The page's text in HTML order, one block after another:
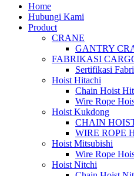
Home
Hubungi Kami
Product
CRANE
GANTRY
FABRIKASI
Sertifikasi
Hoist Hitachi
Chain Hoist
Wire Rope
Hoist Kukdong
CHAIN
WIRE ROPE
Hoist Mitsubishi
Wire Rope
Hoist Nitchi